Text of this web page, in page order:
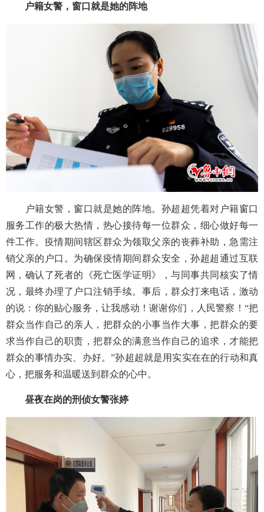
户籍女警，窗口就是她的阵地
户籍女警，窗口就是她的阵地。孙超超凭着对户籍窗口
服务工作的极大热情，热心接待每一位群众，细心做好每一
件工作。疫情期间辖区群众为领取父亲的丧葬补助，急需注
销父亲的户口。为确保疫情期间群众安全，孙超超通过互联
网，确认了死者的《死亡医学证明》，与同事共同核实了情
况，最终办理了户口注销手续。事后，群众打来电话，激动
的说：你的贴心服务，让我感动！谢谢你们，人民警察！ “把
群众当作自己的亲人，把群众的小事当作大事，把群众的要
求当作自己的职责，把群众的满意当作自己的追求，才能把
群众的事情办实、办好。”孙超超就是用实实在在的行动和真
心，把服务和温暖送到群众的心中。
昼夜在岗的刑侦女警张婷